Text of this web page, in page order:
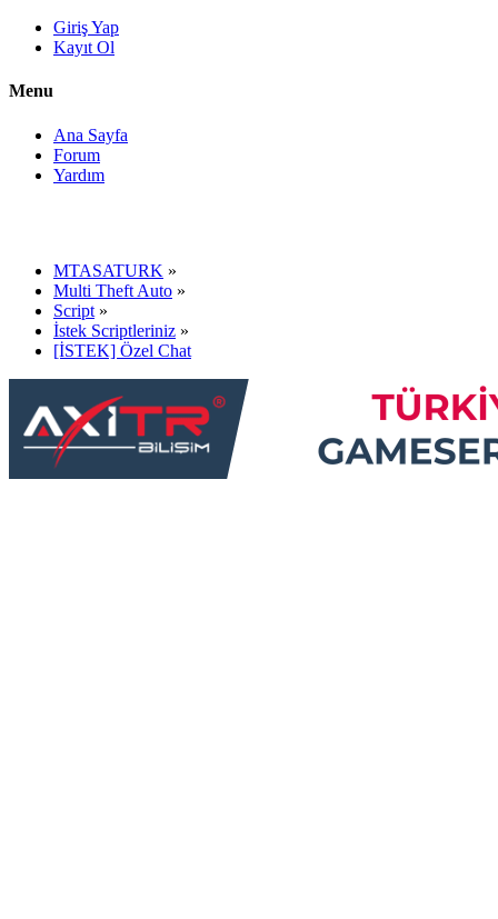
Giriş Yap
Kayıt Ol
Menu
Ana Sayfa
Forum
Yardım
MTASATURK »
Multi Theft Auto »
Script »
İstek Scriptleriniz »
[İSTEK] Özel Chat